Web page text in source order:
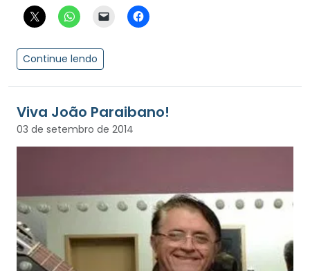
Continue lendo
Viva João Paraibano!
03 de setembro de 2014